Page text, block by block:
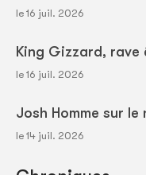
le 16 juil. 2026
King Gizzard, rave
le 16 juil. 2026
Josh Homme sur
le 14 juil. 2026